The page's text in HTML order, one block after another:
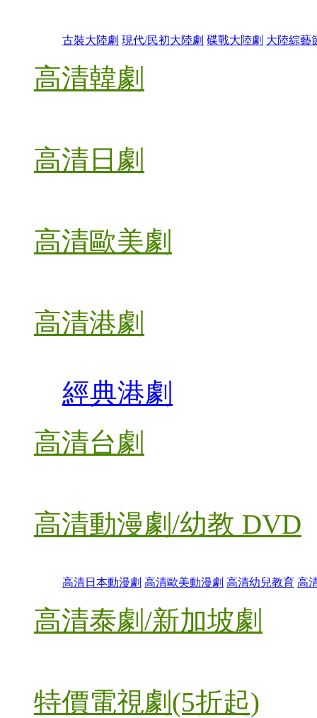
古裝大陸劇 現代/民初大陸劇 碟戰大陸劇 大陸綜藝
高清韓劇
高清日劇
高清歐美劇
高清港劇
經典港劇
高清台劇
高清動漫劇/幼教 DVD
高清日本動漫劇 高清歐美動漫劇 高清幼兒教育 高
高清泰劇/新加坡劇
特價電視劇(5折起)